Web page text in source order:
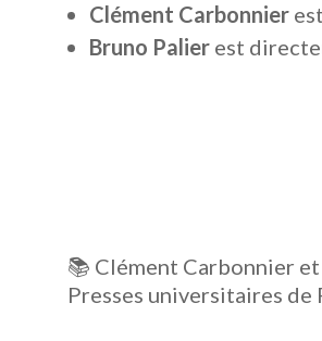
Clément Carbonnier
Bruno Palier est
📚 Clément Carbonnier et
Presses universitaires de